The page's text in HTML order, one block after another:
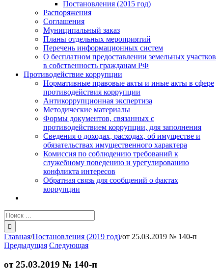
Постановления (2015 год)
Распоряжения
Соглашения
Муниципальный заказ
Планы отдельных мероприятий
Перечень информационных систем
О бесплатном предоставлении земельных участков
в собственность гражданам РФ
Противодействие коррупции
Нормативные правовые акты и иные акты в сфере
противодействия коррупции
Антикоррупционная экспертиза
Методические материалы
Формы документов, связанных с
противодействием коррупции, для заполнения
Сведения о доходах, расходах, об имуществе и
обязательствах имущественного характера
Комиссия по соблюдению требований к
служебному поведению и урегулированию
конфликта интересов
Обратная связь для сообщений о фактах
коррупции
Результат
поиска:
Главная/Постановления (2019 год)/от 25.03.2019 № 140-п
Предыдущая Следующая
от 25.03.2019 № 140-п